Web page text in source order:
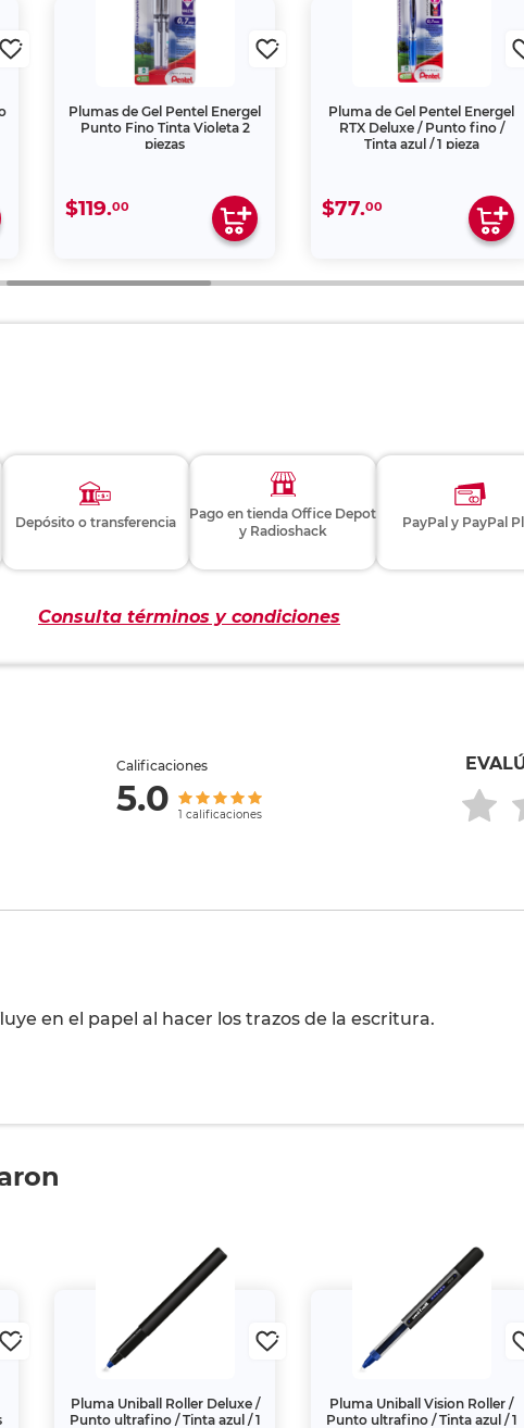
Plumas de Gel Pentel Energel
Punto Fino Tinta Violeta 2
piezas
$119.00
Pluma de Gel Pentel Energel
RTX Deluxe / Punto fino /
Tinta azul / 1 pieza
$77.00
Depósito o transferencia
Pago en tienda Office Depot
y Radioshack
PayPal y PayPal
Consulta términos y condiciones
Calificaciones
5.0 1 calificaciones
en el papel al hacer los trazos de la escritura.
Pluma Uniball Roller Deluxe /
Punto ultrafino / Tinta azul / 1
Pluma Uniball Vision Roller /
Punto ultrafino / Tinta azul / 1